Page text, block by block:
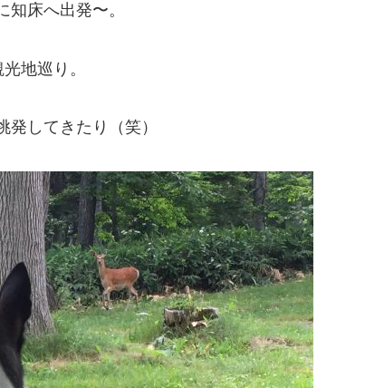
床へ出発〜。
地巡り。
してきたり（笑）